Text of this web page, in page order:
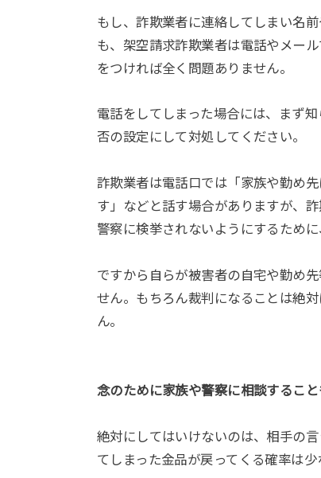
もし、詐欺業者に連絡してしまい名
も、架空請求詐欺業者は電話やメー
をつければ全く問題ありません。
電話をしてしまった場合には、まず
否の設定にして対処してください。
詐欺業者は電話口では「家族や勤め
す」などと話す場合がありますが、
警察に検挙されないようにするため
ですから自らが被害者の自宅や勤め
せん。もちろん裁判になることは絶
ん。
念のために家族や警察に相談すること
絶対にしてはいけないのは、相手の
てしまった金品が戻ってくる確率は少